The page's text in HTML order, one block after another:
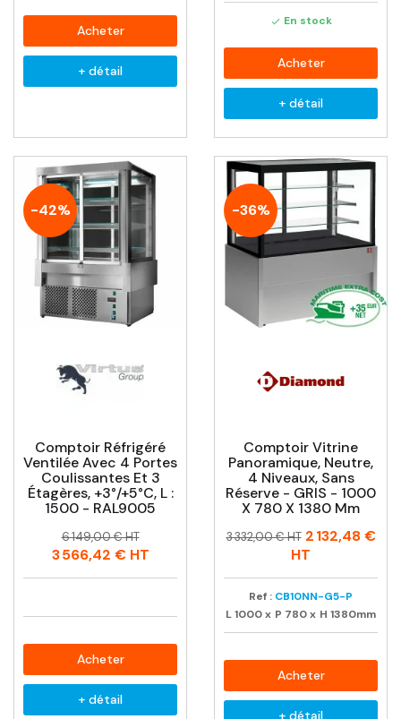
Acheter
+ détail
 En stock
Acheter
+ détail
-42%
Comptoir Réfrigéré
Ventilée Avec 4 Portes
Coulissantes Et 3
Étagères, +3°/+5°C, L :
1500 - RAL9005
Prix
Prix
habituel
6 149,00 € HT
3 566,42 €HT
Acheter
+ détail
-36%
Comptoir Vitrine
Panoramique, Neutre,
4 Niveaux, Sans
Réserve - GRIS - 1000
X 780 X 1380 Mm
Prix
Prix
3 332,00 € HT 2 132,48 €
HT
Ref : CB10NN-G5-P
L1000x P 780x H 1380mm
Acheter
+ détail